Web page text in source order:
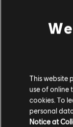
フィルタ
This website
use of online
cookies. To
personal
Notice at